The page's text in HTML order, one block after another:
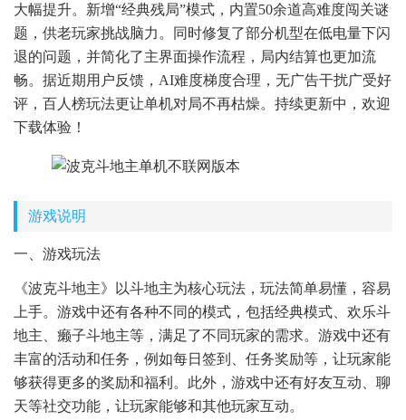
大幅提升。新增“经典残局”模式，内置50余道高难度闯关谜
题，供老玩家挑战脑力。同时修复了部分机型在低电量下闪
退的问题，并简化了主界面操作流程，局内结算也更加流
畅。据近期用户反馈，AI难度梯度合理，无广告干扰广受好
评，百人榜玩法更让单机对局不再枯燥。持续更新中，欢迎
下载体验！
游戏说明
一、游戏玩法
《波克斗地主》以斗地主为核心玩法，玩法简单易懂，容易
上手。游戏中还有各种不同的模式，包括经典模式、欢乐斗
地主、癞子斗地主等，满足了不同玩家的需求。游戏中还有
丰富的活动和任务，例如每日签到、任务奖励等，让玩家能
够获得更多的奖励和福利。此外，游戏中还有好友互动、聊
天等社交功能，让玩家能够和其他玩家互动。